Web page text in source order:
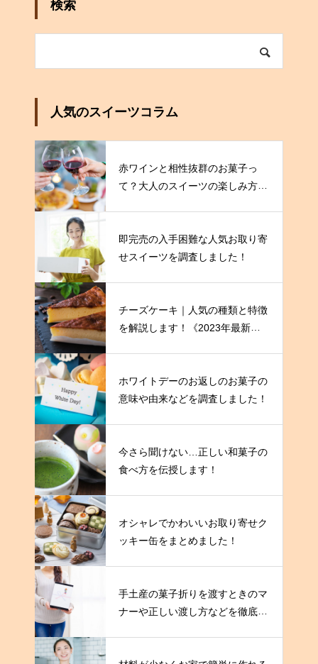
検索
人気のスイーツコラム
赤ワインと相性抜群のお菓子っ
て？大人のスイーツの楽しみ方を
即完売の入手困難な人気お取り寄
せスイーツを調査しました！
チーズケーキ｜人気の種類と特徴
を解説します！《2023年最新
ホワイトデーのお返しのお菓子の
意味や由来などを調査しました！
今さら聞けない…正しい和菓子の
食べ方を伝授します！
オシャレでかわいいお取り寄せク
ッキー缶をまとめました！
手土産の菓子折りを渡すときのマ
ナーや正しい渡し方などを徹底解